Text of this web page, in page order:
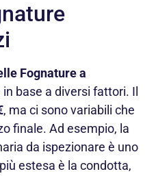
Fognature a
base a diversi fattori. Il
, ma ci sono variabili che
finale. Ad esempio, la
da ispezionare è uno
estesa è la condotta,